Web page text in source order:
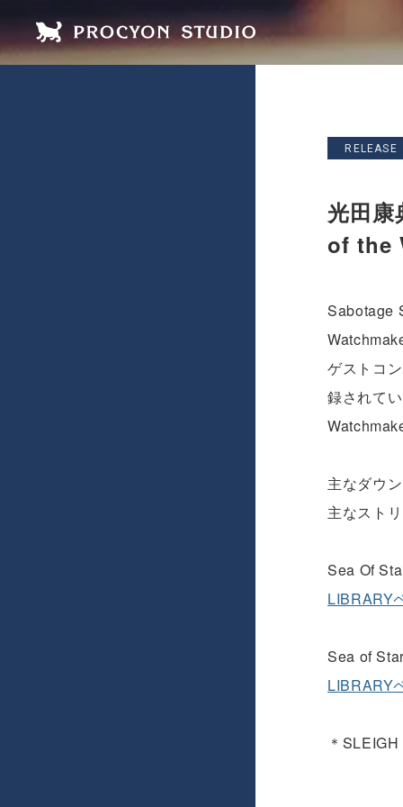
RELEASE
光田
of the
Sabotage
ゲストコ
録されて
主なダウ
主なスト
Sea Of
LIBRARY
Sea of
LIBRARY
＊